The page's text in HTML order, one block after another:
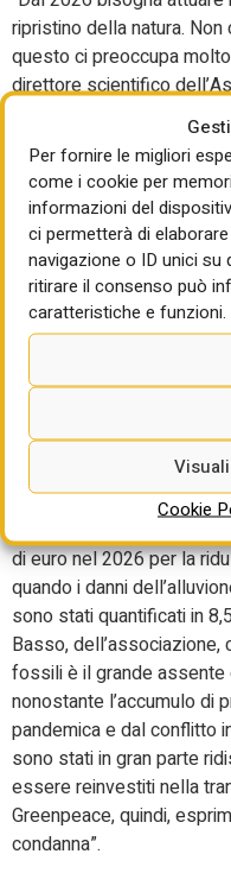
Per fornire le migliori
come i cookie per
informazioni del
ci permetterà di
navigazione o ID unici
ritirare il consenso può
caratteristiche e funzioni.
Cookie
ripristino della natura.
questo ci preoccupa
direttore scientifico
concorda con gli altri
“trasformandoli in sussidi
sono tante le misure
inserito sin qui in Legge
ambizioso; una Legge
rinnovabili sull’elettrico
sociale clima e i fondi
ripristino della natura. Ma
azioni che includa la
mesi del 2026 e la
trasformativa.
Infine, anche
che “scorrendo le 175
la crisi climatica è
di euro nel 2026 per la
quando i danni
sono stati quantificati in
Basso,
fossili è il grande assente
nonostante l’accumulo di
pandemica e dal conflitto
sono stati in gran parte
essere reinvestiti nella
Greenpeace, quindi,
condanna”.